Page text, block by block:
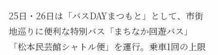
25日・26日は「バスDAYまつもと」として、市街
地巡りに便利な特別バス「まちなか回遊バス」
「松本民芸館シャトル便」を運行。乗車1回の上限